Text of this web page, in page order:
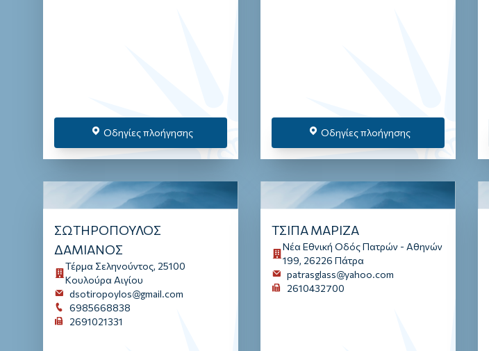
Οδηγίες πλοήγησης Οδηγίες πλοήγησης
ΣΩΤΗΡΟΠΟΥΛΟΣ
ΔΑΜΙΑΝΟΣ
Τέρμα Σεληνούντος, 25100
Κουλούρα Αιγίου
dsotiropoylos@gmail.com
6985668838
2691021331
ΤΣΙΠΑ ΜΑΡΙΖΑ
Νέα Εθνική Οδός Πατρών - Αθηνών
199, 26226 Πάτρα
patrasglass@yahoo.com
2610432700